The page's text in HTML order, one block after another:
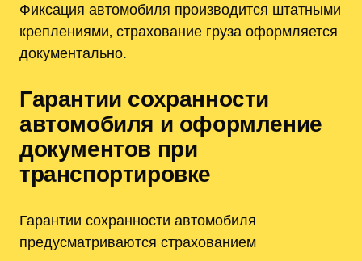
Фиксация автомобиля производится штатными
креплениями‚ страхование груза оформляется
документально.
Гарантии сохранности
автомобиля и оформление
документов при
транспортировке
Гарантии сохранности автомобиля
предусматриваются страхованием